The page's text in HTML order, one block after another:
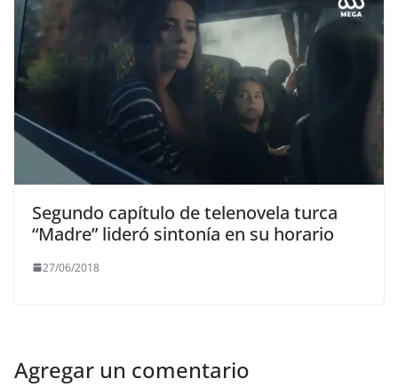
Segundo capítulo de telenovela turca
“Madre” lideró sintonía en su horario
27/06/2018
Agregar un comentario